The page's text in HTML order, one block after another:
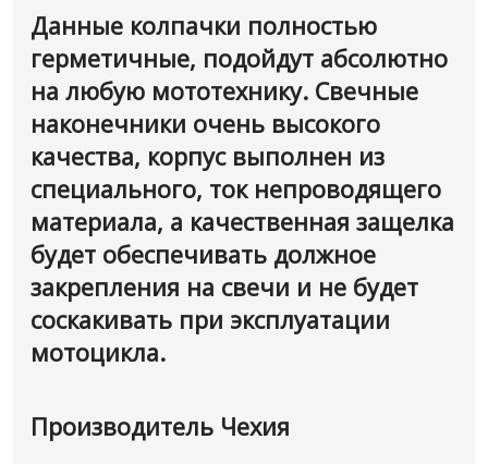
Данные колпачки полностью
герметичные, подойдут абсолютно
на любую мототехнику. Свечные
наконечники очень высокого
качества, корпус выполнен из
специального, ток непроводящего
материала, а качественная защелка
будет обеспечивать должное
закрепления на свечи и не будет
соскакивать при эксплуатации
мотоцикла.
Производитель Чехия